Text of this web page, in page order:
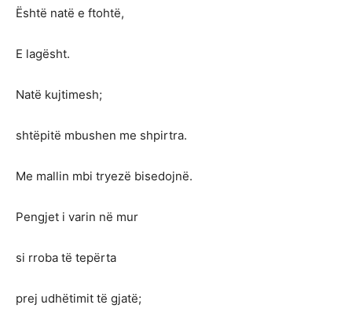
Është natë e ftohtë,
E lagësht.
Natë kujtimesh;
shtëpitë mbushen me shpirtra.
Me mallin mbi tryezë bisedojnë.
Pengjet i varin në mur
si rroba të tepërta
prej udhëtimit të gjatë;